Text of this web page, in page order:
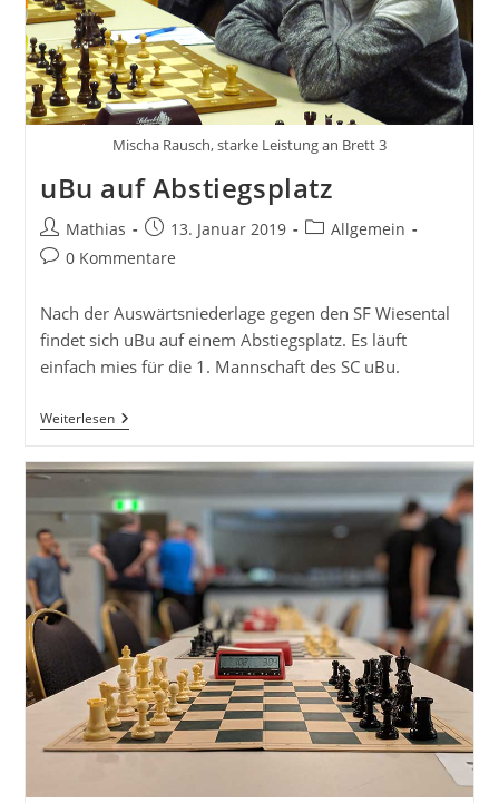
Mischa Rausch, starke Leistung an Brett 3
uBu auf Abstiegsplatz
Beitrags-
Autor:
Mathias
Beitrag
veröffentlicht:
13. Januar 2019
Beitrags-
Allgemein
Beitrags-
0 Kommentare
Nach der Auswärtsniederlage gegen den SF Wiesental
findet sich uBu auf einem Abstiegsplatz. Es läuft
einfach mies für die 1. Mannschaft des SC uBu.
WeiterlesenUBu
Auf